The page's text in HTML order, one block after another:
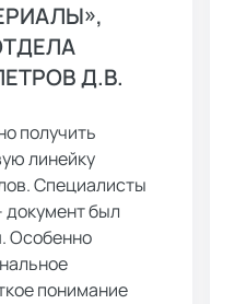
Д.В.
получить
линейку
Специалисты
был
Особенно
понимание